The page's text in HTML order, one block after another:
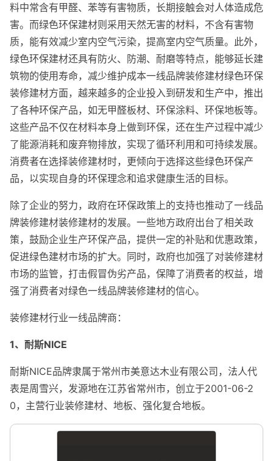
料中常含有甲醛、苯等有害物质，长期接触会对人体造成危
害。而绿色环保建材则采用天然无害的材料，不含有害物
质，能有效减少室内空气污染，提高室内空气质量。此外，
绿色环保建材还具有防火、防潮、耐磨等特点，能够延长建
筑物的使用寿命，减少维护成本一线品牌装修建材绿色环保
装修建材方面，越来越多的企业投入到研发和生产中，推出
了各种环保产品，如无甲醛板材、环保涂料、环保地板等。
这些产品不仅在材料本身上做到环保，还在生产过程中减少
了能源消耗和废弃物排放，实现了循环利用和可持续发展。
消费者在选择装修建材时，更倾向于选择这些绿色环保产
品，以实现自身的环保理念和追求健康生活的目标。
除了企业的努力，政府在环保政策上的支持也推动了一线品
牌装修建材装修建材的发展。一些地方政府出台了相关政
策，鼓励企业生产环保产品，提供一定的补贴和优惠政策，
促进绿色建材市场的扩大。同时，政府也加强了对装修建材
市场的监管，打击假冒伪劣产品，保障了消费者的权益，增
强了消费者对绿色一线品牌装修建材的信心。
装修建材行业一线品牌商：
1、耐斯NICE
耐斯NICE品牌隶属于常州市美意达木业有限公司，法人代
表是周雪兴，发源地在江苏省常州市，创立于2001-06-2
0，主营行业装修建材、地板、强化复合地板。